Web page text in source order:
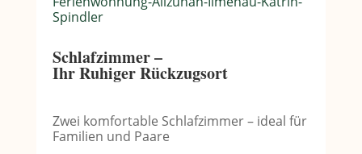
Schlafzimmer –
Ihr Ruhiger Rückzugsort
Zwei komfortable Schlafzimmer – ideal für
Familien und Paare